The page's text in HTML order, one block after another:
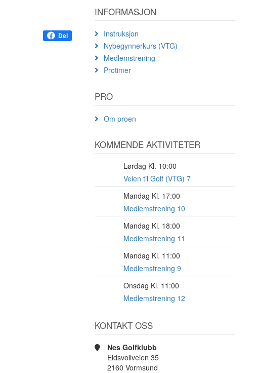
Del
INFORMASJON
Instruksjon
Nybegynnerkurs (VTG)
Medlemstrening
Protimer
PRO
Om proen
KOMMENDE AKTIVITETER
Lørdag Kl. 10:00
Veien til Golf (VTG) 7
Mandag Kl. 17:00
Medlemstrening 10
Mandag Kl. 18:00
Medlemstrening 11
Mandag Kl. 11:00
Medlemstrening 9
Onsdag Kl. 11:00
Medlemstrening 12
KONTAKT OSS
Nes Golfklubb
Eidsvollveien 35
2160 Vormsund